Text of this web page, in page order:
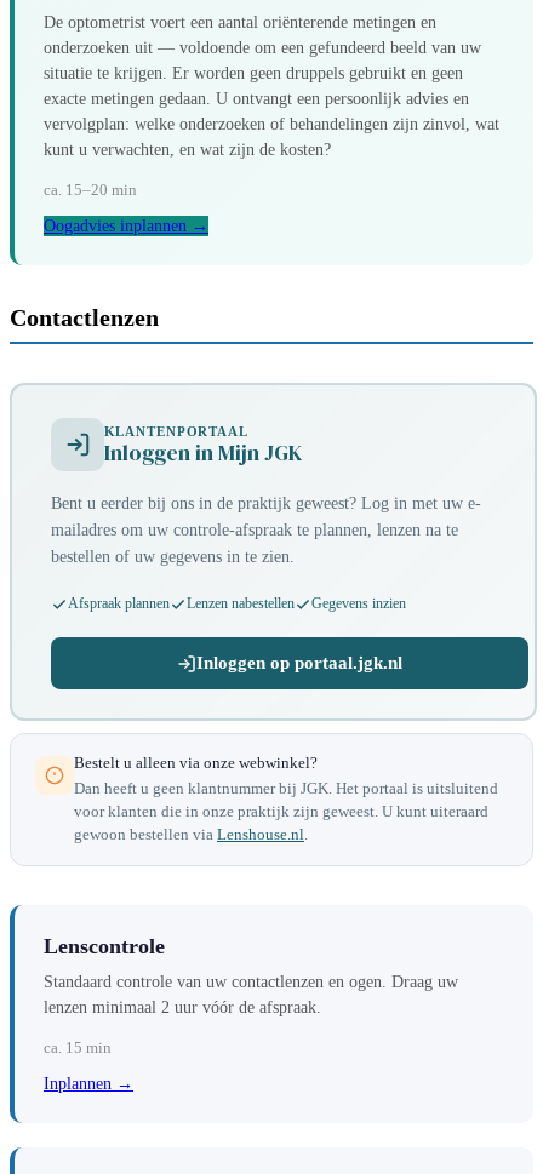
De optometrist voert een aantal oriënterende metingen en
onderzoeken uit — voldoende om een gefundeerd beeld van uw
situatie te krijgen. Er worden geen druppels gebruikt en geen
exacte metingen gedaan. U ontvangt een persoonlijk advies en
vervolgplan: welke onderzoeken of behandelingen zijn zinvol, wat
kunt u verwachten, en wat zijn de kosten?
ca. 15–20 min
Oogadvies inplannen →
Contactlenzen
KLANTENPORTAAL
Inloggen in Mijn JGK
Bent u eerder bij ons in de praktijk geweest? Log in met uw e-
mailadres om uw controle-afspraak te plannen, lenzen na te
bestellen of uw gegevens in te zien.
Afspraak plannen Lenzen nabestellen Gegevens inzien
Inloggen op portaal.jgk.nl
Bestelt u alleen via onze webwinkel?
Dan heeft u geen klantnummer bij JGK. Het portaal is uitsluitend
voor klanten die in onze praktijk zijn geweest. U kunt uiteraard
gewoon bestellen via Lenshouse.nl
Lenscontrole
Standaard controle van uw contactlenzen en ogen. Draag uw
lenzen minimaal 2 uur vóór de afspraak.
ca. 15 min
Inplannen →